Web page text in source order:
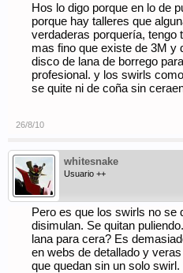
Hos lo digo porque en lo de
porque hay talleres que
verdaderas porquería, tengo
mas fino que existe de 3M y
disco de lana de borrego
profesional. y los swirls
se quite ni de coña sin
26/8/10
whitesnake
Usuario ++
Pero es que los swirls no se
disimulan. Se quitan
lana para cera? Es
en webs de detallado y
que quedan sin un solo swirl.